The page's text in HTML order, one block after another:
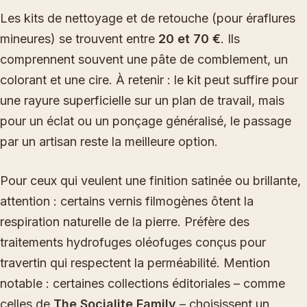
Les kits de nettoyage et de retouche (pour éraflures
mineures) se trouvent entre 20 et 70 €. Ils
comprennent souvent une pâte de comblement, un
colorant et une cire. À retenir : le kit peut suffire pour
une rayure superficielle sur un plan de travail, mais
pour un éclat ou un ponçage généralisé, le passage
par un artisan reste la meilleure option.
Pour ceux qui veulent une finition satinée ou brillante,
attention : certains vernis filmogènes ôtent la
respiration naturelle de la pierre. Préfère des
traitements hydrofuges oléofuges conçus pour
travertin qui respectent la perméabilité. Mention
notable : certaines collections éditoriales – comme
celles de The Socialite Family – choisissent un